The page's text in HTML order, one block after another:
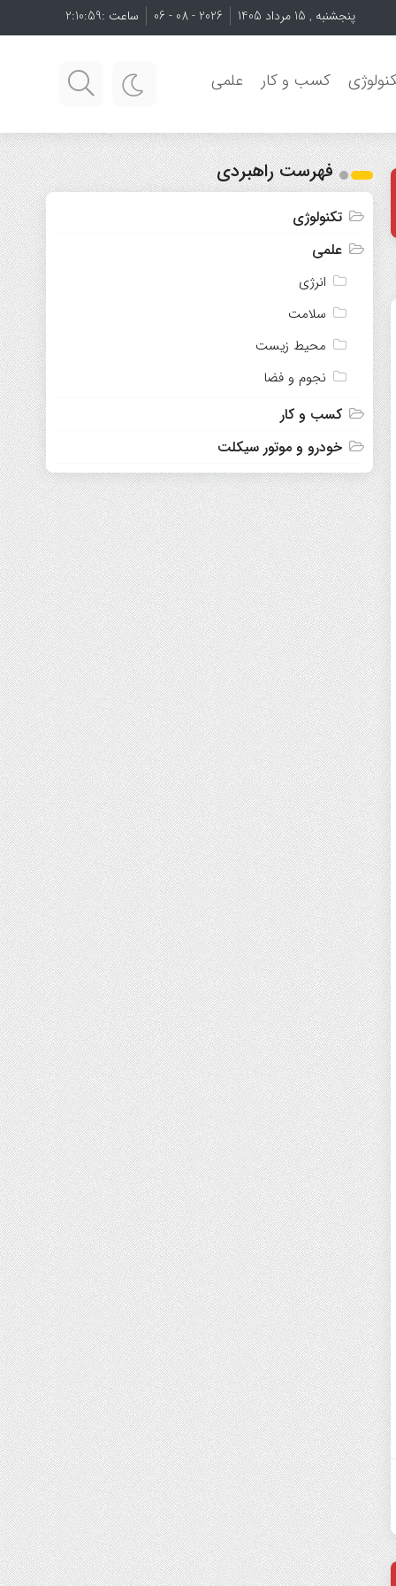
پنجشنبه , 15 مرداد 1405 2026 - 08 - 06 ساعت :2:11:00
کسب و کار علمی
فهرست راهبردی
تکنولوژی
علمی
انرژی
سلامت
محیط زیست
نجوم و فضا
کسب و کار
خودرو و موتور سیکلت